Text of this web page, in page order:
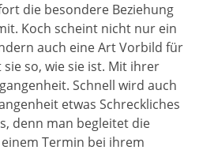
die besondere Beziehung
Koch scheint nicht nur ein
auch eine Art Vorbild für
sie so, wie sie ist. Mit ihrer
Schnell wird auch
etwas Schreckliches
denn man begleitet die
Termin bei ihrem